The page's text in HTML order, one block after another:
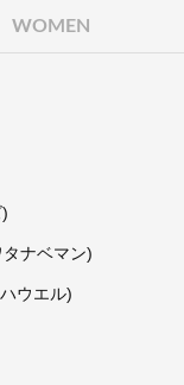
WOMEN
ナベマン)
ウエル)